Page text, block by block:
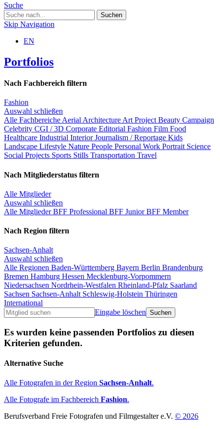
Suche
Skip Navigation
EN
Portfolios
Nach Fachbereich filtern
Fashion
Auswahl schließen
Alle Fachbereiche Aerial Architecture Art Project Beauty Campaign
Celebrity CGI / 3D Corporate Editorial Fashion Film Food
Healthcare Industrial InteriorJournalism / Reportage Kids
Landscape Lifestyle Nature People Personal Work Portrait Science
Social Projects Sports Stills Transportation Travel
Nach Mitgliederstatus filtern
Alle Mitglieder
Auswahl schließen
Alle MitgliederBFF Professional BFF JuniorBFF Member
Nach Region filtern
Sachsen-Anhalt
Auswahl schließen
Alle Regionen Baden-Württemberg Bayern Berlin Brandenburg
Bremen Hamburg Hessen Mecklenburg-Vorpommern
Niedersachsen Nordrhein-Westfalen Rheinland-Pfalz Saarland
Sachsen Sachsen-Anhalt Schleswig-Holstein Thüringen
International
Eingabe löschen
Es wurden keine passenden Portfolios zu diesen
Kriterien gefunden.
Alternative Suche
Alle Fotografen in der Region Sachsen-Anhalt.
Alle Fotografe im Fachbereich Fashion.
Berufsverband Freie Fotografen und Filmgestalter e.V. © 2026